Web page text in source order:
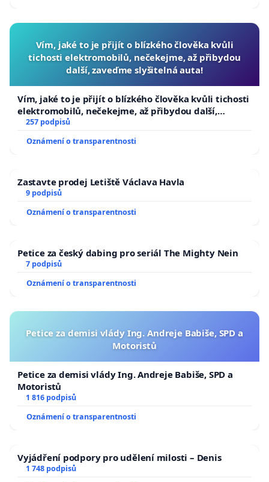
Vím, jaké to je přijít o blízkého člověka kvůli
tichosti elektromobilů, nečekejme, až přibydou
další, zaveďme slyšitelná auta!
Vím, jaké to je přijít o blízkého člověka kvůli tichosti
elektromobilů, nečekejme, až přibydou další,
zaveďme slyšitelná auta!
257 podpisů
Oznámení o transparentnosti
Zastavte prodej Letiště Václava Havla
9 podpisů
Oznámení o transparentnosti
Petice za český dabing pro seriál The Mighty Nein
7 podpisů
Oznámení o transparentnosti
Petice za demisi vlády Ing. Andreje Babiše, SPD a
Motoristů
Petice za demisi vlády Ing. Andreje Babiše, SPD a
Motoristů
1 816 podpisů
Oznámení o transparentnosti
Vyjádření podpory pro udělení milosti – Denis
1 748 podpisů